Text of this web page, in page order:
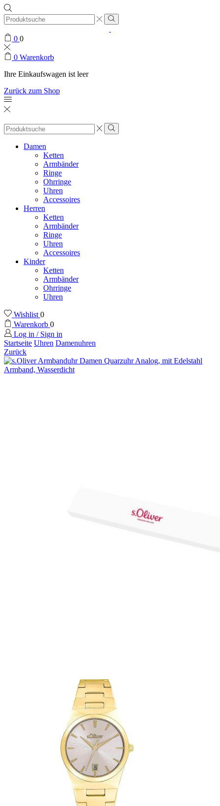
Search
input
0 0
0 Warenkorb
Ihre Einkaufswagen ist leer
Zurück zum Shop
Search
input
Damen
Ketten
Armbänder
Ringe
Ohrringe
Uhren
Accessoires
Herren
Ketten
Armbänder
Ringe
Uhren
Accessoires
Kinder
Ketten
Armbänder
Ohrringe
Uhren
Wishlist 0
Warenkorb 0
Log in / Sign in
Startseite Uhren Damenuhren
Zurück